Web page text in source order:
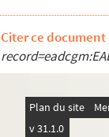
Citer ce document
Plan du site
v 31.1.0